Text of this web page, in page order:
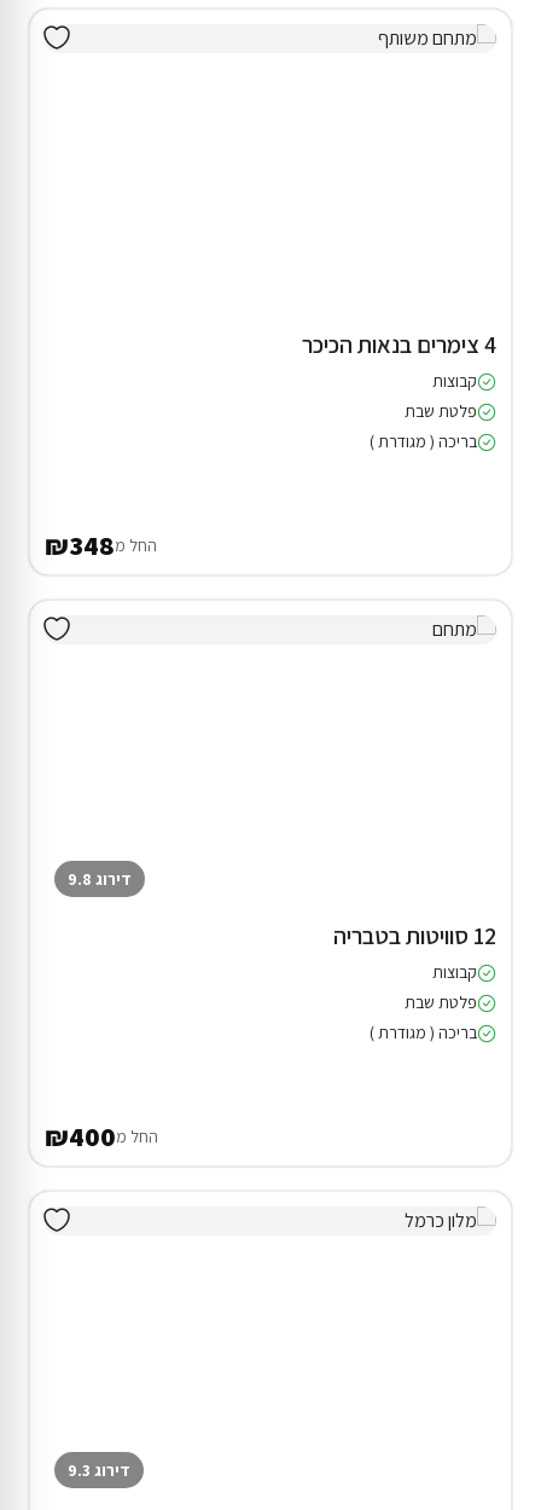
4 צימרים בנאות הכיכר
קבוצות
פלטת שבת
בריכה ( מגודרת )
החל מ₪348
דירוג 9.8
12 סוויטות בטבריה
קבוצות
פלטת שבת
בריכה ( מגודרת )
החל מ₪400
דירוג 9.3